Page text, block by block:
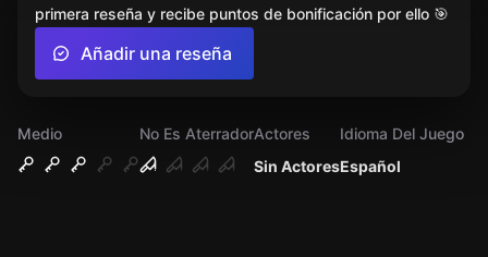
Medio
No Es Aterrador
Sin Actores
Actores
Español
Idioma Del Juego
primera reseña y recibe puntos de bonificación por ello 🎯
Añadir una reseña